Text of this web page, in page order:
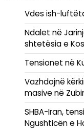
Vdes ish-
Ndalet në
shtetësia e
Tensionet në
Vazhdojnë
masive në
SHBA-Iran,
Ngushticën e